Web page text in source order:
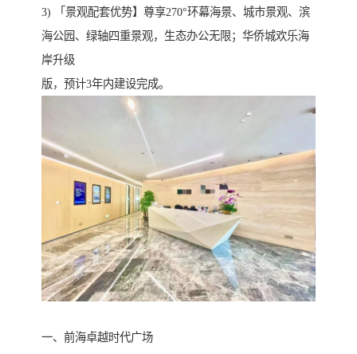
3) 「景观配套优势】尊享270°环幕海景、城市景观、滨
海公园、绿轴四重景观，生态办公无限；华侨城欢乐海
岸升级
版，预计3年内建设完成。
一、前海卓越时代广场